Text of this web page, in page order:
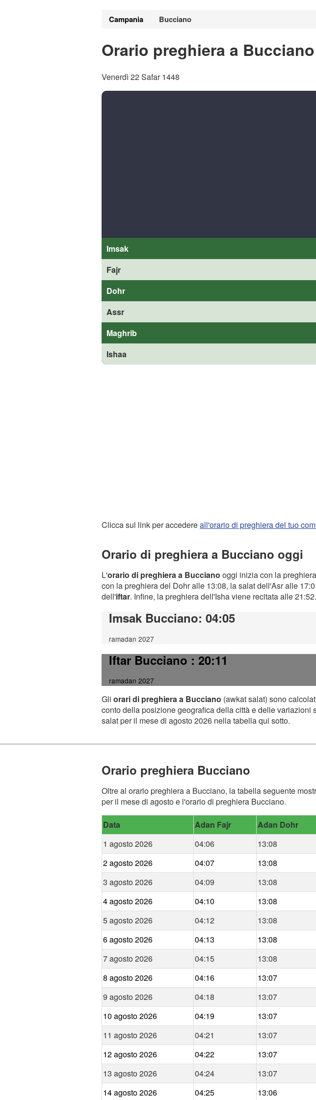
Campania Bucciano
Orario preghiera a Bucciano
Venerdì 22 Safar 1448
Imsak
Fajr
Dohr
Assr
Maghrib
Ishaa
Clicca sul link per accedereall'orario di preghiera del tuo
Orario di preghiera a Bucciano oggi
L'orario di preghiera a Bucciano oggi inizia con la
con la preghiera del Dohr alle 13:08, la salat dell'Asr alle
dell'iftar. Infine, la preghiera dell'Isha viene recitata alle 21:52.
Imsak Bucciano: 04:05
ramadan 2027
Iftar Bucciano: 20:11
ramadan 2027
Gli orari di preghiera a Bucciano (awkat salat) sono
conto della posizione geografica della città e delle
salat per il mese di agosto 2026 nella tabella qui sotto.
Orario preghiera Bucciano
Oltre al orario preghiera a Bucciano, la tabella seguente
per il mese di agosto e l'orario di preghiera Bucciano.
Data Adan Fajr Adan Dohr
1 agosto 2026
04:06 13:08
2 agosto 2026
04:07 13:08
3 agosto 2026
04:09 13:08
4 agosto 2026
04:10 13:08
5 agosto 2026
04:12 13:08
6 agosto 2026
04:13 13:08
7 agosto 2026
04:15 13:08
8 agosto 2026
04:16 13:07
9 agosto 2026
04:18 13:07
10 agosto 2026
04:19 13:07
11 agosto 2026
04:21 13:07
12 agosto 2026
04:22 13:07
13 agosto 2026
04:24 13:07
14 agosto 2026
04:25 13:06